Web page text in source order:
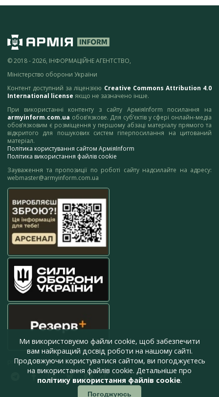
© 2018 - 2026, ІНФОРМАЦІЙНЕ АГЕНТСТВО,
Міністерство оборони України
Контент доступний за ліцензією Creative Commons Attribution 4.0
International license якщо не зазначено інше.
При використанні контенту з сайту АрміяInform посилання на
armyinform.com.ua обов’язкове. Для суб’єктів у сфері онлайн-медіа
обов’язковим є розміщення у першому абзаці матеріалу прямого та
відкритого для пошукових систем гіперпосилання на цитований
матеріал.
Політика користування сайтом АрміяInform
Політика використання файлів cookie
Зауваження та пропозиції по роботі сайту надсилайте на адресу:
webmaster@armyinform.com.ua
press@armyinform.com.ua
Ми використовуємо файли cookie, щоб забезпечити
вам найкращий досвід роботи на нашому сайті.
Продовжуючи користуватися сайтом, ви погоджуєтесь
на використання файлів cookie. Детальніше про
політику використання файлів cookie.
Погоджуюсь